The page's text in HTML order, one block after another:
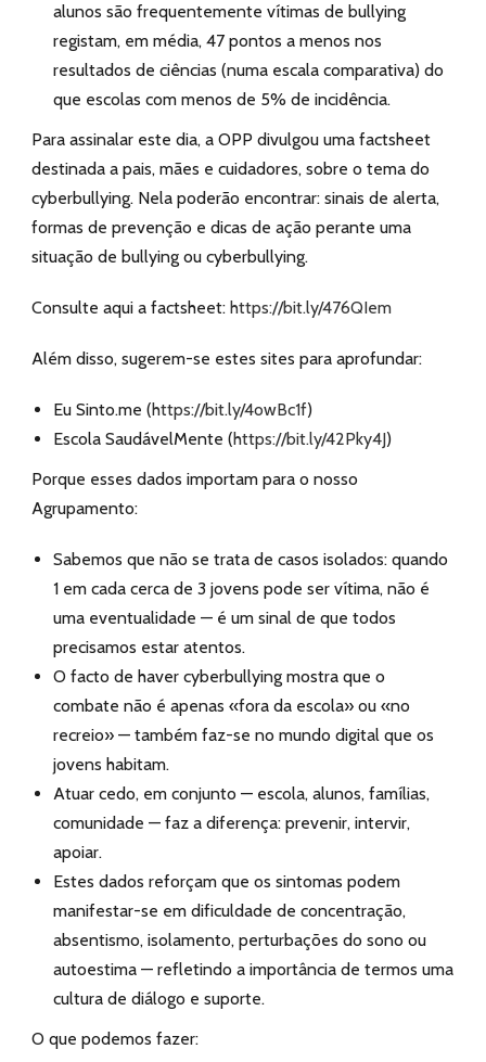
alunos são frequentemente vítimas de bullying
registam, em média, 47 pontos a menos nos
resultados de ciências (numa escala comparativa) do
que escolas com menos de 5% de incidência.
Para assinalar este dia, a OPP divulgou uma factsheet
destinada a pais, mães e cuidadores, sobre o tema do
cyberbullying. Nela poderão encontrar: sinais de alerta,
formas de prevenção e dicas de ação perante uma
situação de bullying ou cyberbullying.
Consulte aqui a factsheet: https://bit.ly/476QIem
Além disso, sugerem-se estes sites para aprofundar:
Eu Sinto.me (https://bit.ly/4owBc1f)
Escola SaudávelMente (https://bit.ly/42Pky4J)
Porque esses dados importam para o nosso
Agrupamento:
Sabemos que não se trata de casos isolados: quando
1 em cada cerca de 3 jovens pode ser vítima, não é
uma eventualidade — é um sinal de que todos
precisamos estar atentos.
O facto de haver cyberbullying mostra que o
combate não é apenas «fora da escola» ou «no
recreio» — também faz-se no mundo digital que os
jovens habitam.
Atuar cedo, em conjunto — escola, alunos, famílias,
comunidade — faz a diferença: prevenir, intervir,
apoiar.
Estes dados reforçam que os sintomas podem
manifestar-se em dificuldade de concentração,
absentismo, isolamento, perturbações do sono ou
autoestima — refletindo a importância de termos uma
cultura de diálogo e suporte.
O que podemos fazer: